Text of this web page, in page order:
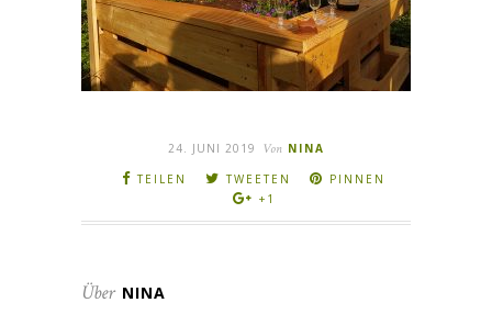
24. JUNI 2019 Von NINA
TEILEN
TWEETEN
PINNEN
+1
Über NINA